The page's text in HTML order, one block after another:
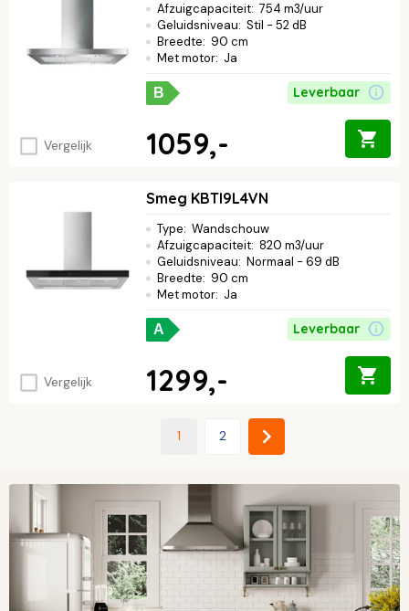
Vergelijk
Afzuigcapaciteit: 754 m3/uur
Geluidsniveau: Stil - 52 dB
Breedte: 90 cm
Met motor: Ja
B Leverbaar
1059,-
Vergelijk
Smeg KBTI9L4VN
Type: Wandschouw
Afzuigcapaciteit: 820 m3/uur
Geluidsniveau: Normaal - 69 dB
Breedte: 90 cm
Met motor: Ja
A Leverbaar
1299,-
1 2